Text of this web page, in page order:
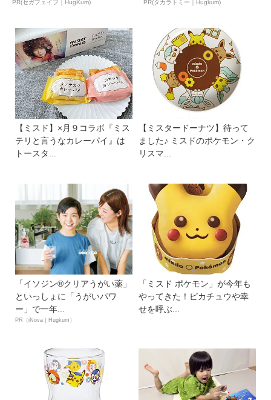
ん...
PR(セガフェイブ｜HugKum)
ア ...
PR(タカラトミー｜Hugkum)
【ミスド】×月９コラボ『ミス
テリと言うなカレーパイ』は
トースタ...
【ミスタードーナツ】待って
ました♪ ミスドのポケモン・ク
リスマ...
「イソジン®クリアうがい薬」
といっしょに「うがいパワ
ー」で一年...
PR（iNova｜Hugkum）
「ミスド ポケモン」が今年も
やってきた！ピカチュウや幸
せを呼ぶ...